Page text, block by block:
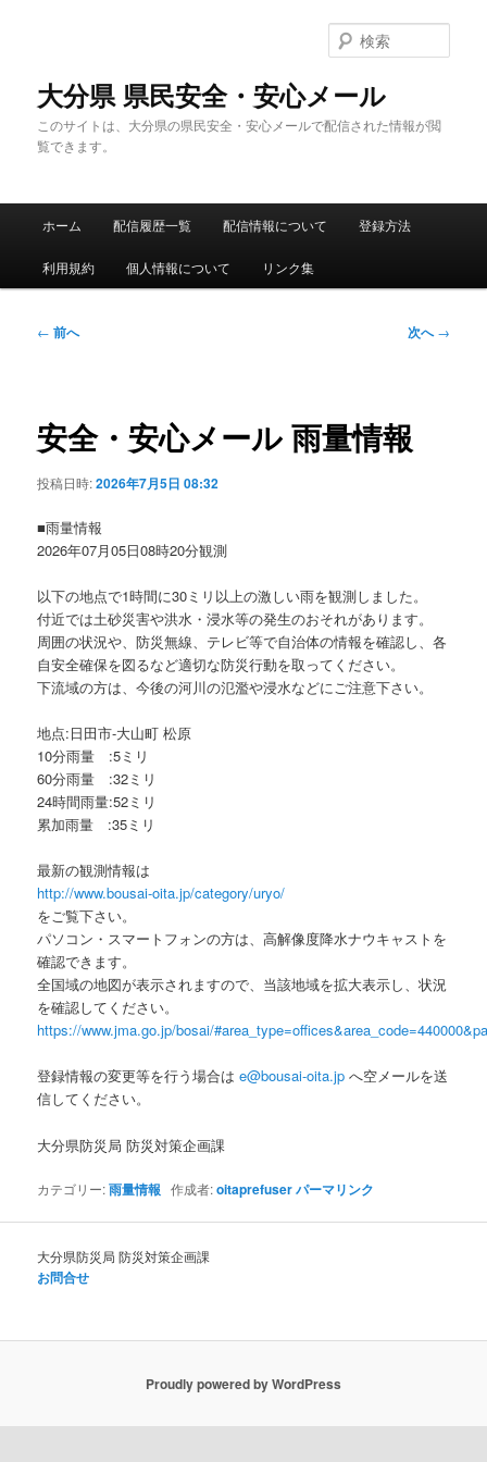
大分県 県民安全・安心メール
このサイトは、大分県の県民安全・安心メールで配信された情報が閲
覧できます。
索
メ
ホーム 配信履歴一覧 配信情報について 登録方法
利用規約 個人情報について リンク集
投
ゲ
ー
ョ
← 前へ 次へ→
安全・安心メール 雨量情報
投稿日時:2026年7月5日 08:32
■雨量情報
2026年07月05日08時20分観測
以下の地点で1時間に30ミリ以上の激しい雨を観測しました。
付近では土砂災害や洪水・浸水等の発生のおそれがあります。
周囲の状況や、防災無線、テレビ等で自治体の情報を確認し、各
自安全確保を図るなど適切な防災行動を取ってください。
下流域の方は、今後の河川の氾濫や浸水などにご注意下さい。
地点:日田市-大山町 松原
10分雨量 :5ミリ
60分雨量 :32ミリ
24時間雨量:52ミリ
累加雨量 :35ミリ
最新の観測情報は
http://www.bousai-oita.jp/category/uryo/
をご覧下さい。
パソコン・スマートフォンの方は、高解像度降水ナウキャストを
確認できます。
全国域の地図が表示されますので、当該地域を拡大表示し、状況
を確認してください。
https://www.jma.go.jp/bosai/
登録情報の変更等を行う場合はe@bousai-oita.jp へ空メールを送
信してください。
大分県防災局 防災対策企画課
カテゴリー:雨量情報 作成者:oitaprefuserパーマリンク
大分県防災局 防災対策企画課
お問合せ
Proudly powered by WordPress